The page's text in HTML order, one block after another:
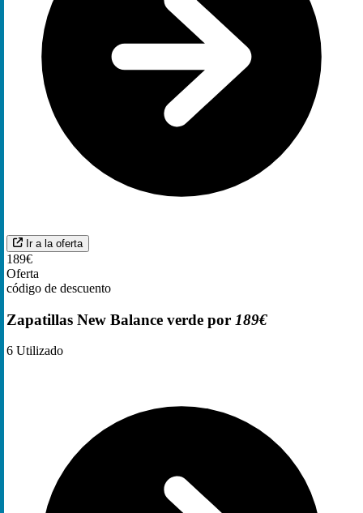
Ir a la oferta
189€
Oferta
código de descuento
Zapatillas New Balance verde por 189€
6 Utilizado